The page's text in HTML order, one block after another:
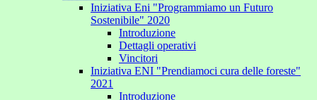
Iniziativa Eni "Programmiamo un Futuro
Sostenibile" 2020
Introduzione
Dettagli operativi
Vincitori
Iniziativa ENI "Prendiamoci cura delle foreste"
2021
Introduzione